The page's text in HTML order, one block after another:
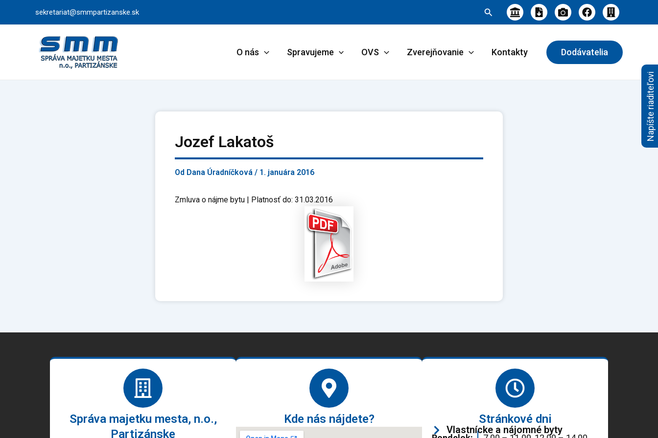
sekretariat@smmpartizanske.sk Hľadať
O nás Spravujeme OVS Zverejňovanie Kontakty Dodávatelia
Jozef Lakatoš
Od Dana Úradníčková / 1. januára 2016
Zmluva o nájme bytu | Platnosť do: 31.03.2016
Správa majetku mesta, n.o.,
Partizánske
Kde nás nájdete? Stránkové dni
Vlastnícke a nájomné byty
Napíšte riaditeľovi